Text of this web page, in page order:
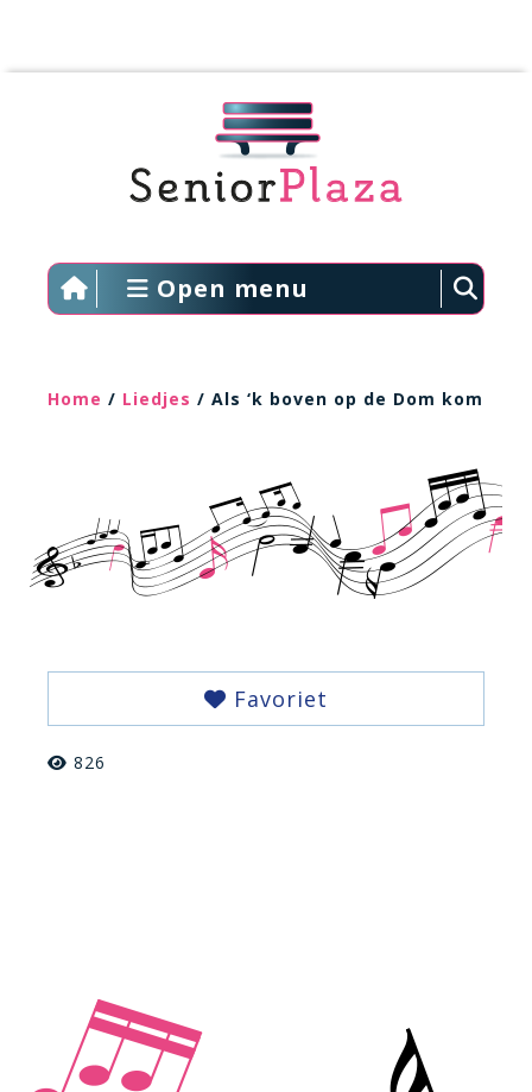
Open menu
Home / Liedjes / Als ‘k boven op de Dom kom
Favoriet
826